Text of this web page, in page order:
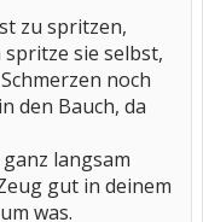
zu spritzen,
spritze sie selbst,
noch
den Bauch, da
langsam
gut in deinem
was.